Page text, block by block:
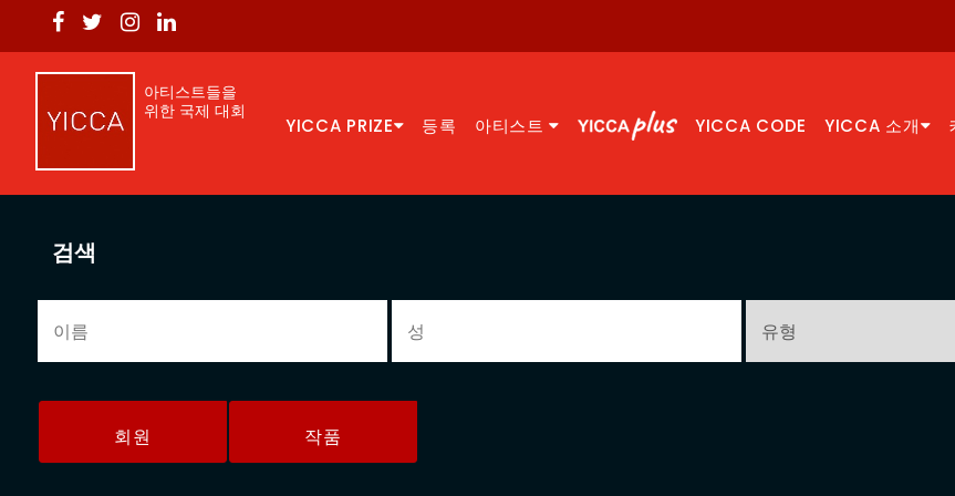
아티스트들을
위한 국제 대회
YICCA PRIZE 등록 아티스트 YICCA CODE YICCA 소개
검색
회원 작품